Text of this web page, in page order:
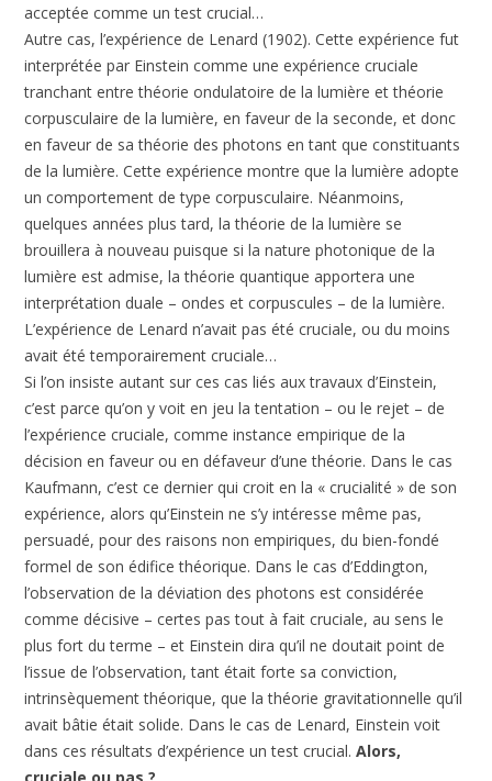
acceptée comme un test crucial…
Autre cas, l’expérience de Lenard (1902). Cette expérience fut
interprétée par Einstein comme une expérience cruciale
tranchant entre théorie ondulatoire de la lumière et théorie
corpusculaire de la lumière, en faveur de la seconde, et donc
en faveur de sa théorie des photons en tant que constituants
de la lumière. Cette expérience montre que la lumière adopte
un comportement de type corpusculaire. Néanmoins,
quelques années plus tard, la théorie de la lumière se
brouillera à nouveau puisque si la nature photonique de la
lumière est admise, la théorie quantique apportera une
interprétation duale – ondes et corpuscules – de la lumière.
L’expérience de Lenard n’avait pas été cruciale, ou du moins
avait été temporairement cruciale…
Si l’on insiste autant sur ces cas liés aux travaux d’Einstein,
c’est parce qu’on y voit en jeu la tentation – ou le rejet – de
l’expérience cruciale, comme instance empirique de la
décision en faveur ou en défaveur d’une théorie. Dans le cas
Kaufmann, c’est ce dernier qui croit en la « crucialité » de son
expérience, alors qu’Einstein ne s’y intéresse même pas,
persuadé, pour des raisons non empiriques, du bien-fondé
formel de son édifice théorique. Dans le cas d’Eddington,
l’observation de la déviation des photons est considérée
comme décisive – certes pas tout à fait cruciale, au sens le
plus fort du terme – et Einstein dira qu’il ne doutait point de
l’issue de l’observation, tant était forte sa conviction,
intrinsèquement théorique, que la théorie gravitationnelle qu’il
avait bâtie était solide. Dans le cas de Lenard, Einstein voit
dans ces résultats d’expérience un test crucial.Alors,